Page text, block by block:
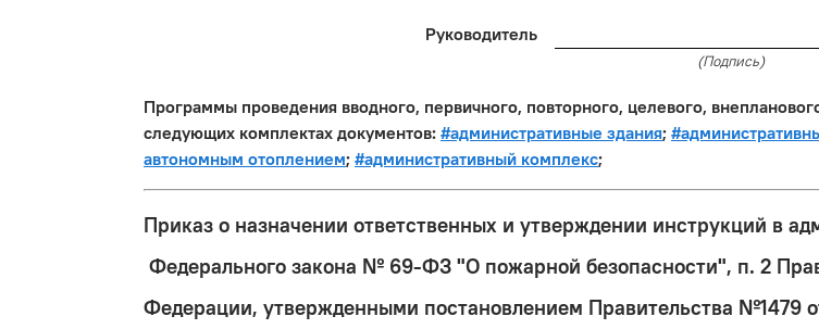
Руководитель
(Подпись)
Программы проведения вводного, первичного, повторного, целевого,
следующих комплектах документов: #административные здания;
автономным отоплением; #административный комплекс;
Приказ о назначении ответственных и утверждении инструкций в
Федерального закона № 69-ФЗ "О пожарной безопасности", п. 2
Федерации, утвержденными постановлением Правительства №1479